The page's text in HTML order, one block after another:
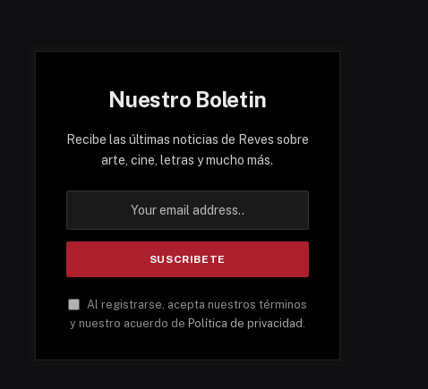
Nuestro Boletin
Recibe las últimas noticias de Reves sobre
arte, cine, letras y mucho más.
Al registrarse, acepta nuestros términos
y nuestro acuerdo de Política de privacidad